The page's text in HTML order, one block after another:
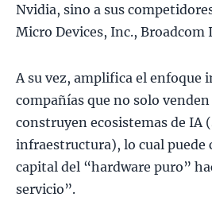
Nvidia, sino a sus
Micro Devices, Inc., Broadcom
A su vez, amplifica el enfoque
compañías que no solo
construyen ecosistemas de IA
infraestructura), lo cual puede
capital del “hardware puro”
servicio”.